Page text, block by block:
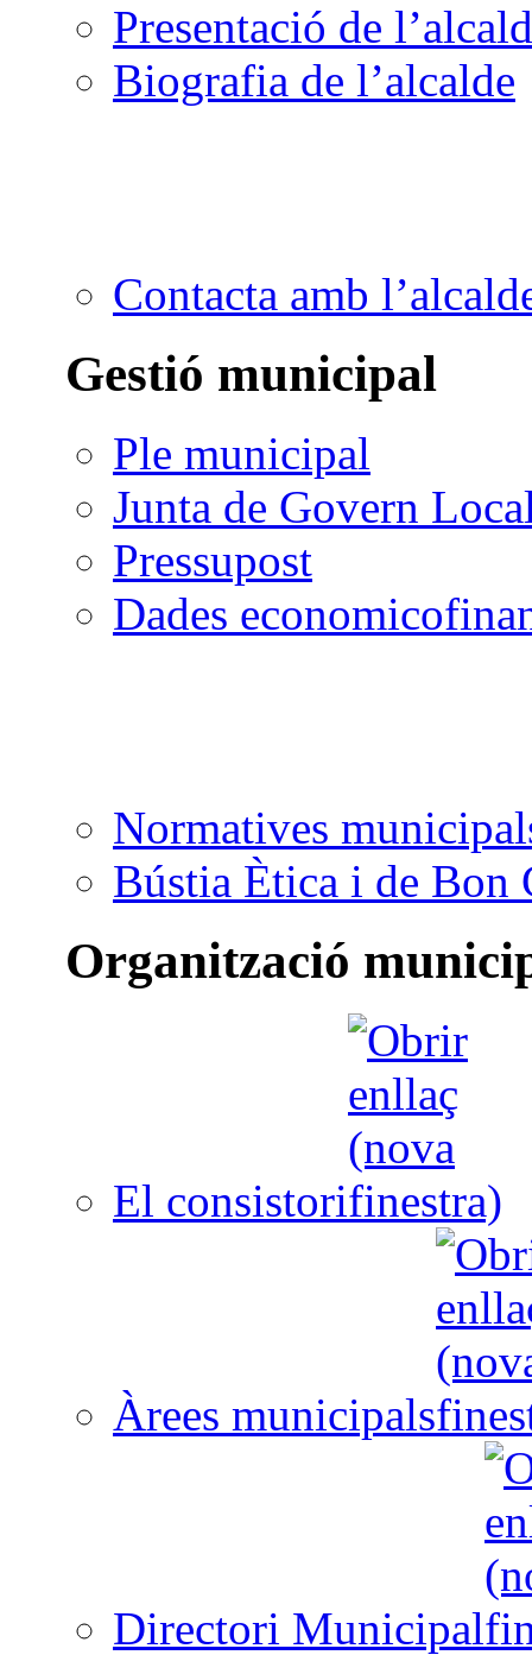
Presentació de
Biografia de l’alcalde
Contacta amb
Gestió municipal
Ple municipal
Junta de Govern
Pressupost
Dades
Normatives
Bústia Ètica i de Bon
Organització
El consistori
Àrees municipals
Directori Municipal